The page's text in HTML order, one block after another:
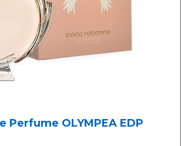
Perfume OLYMPEA EDP